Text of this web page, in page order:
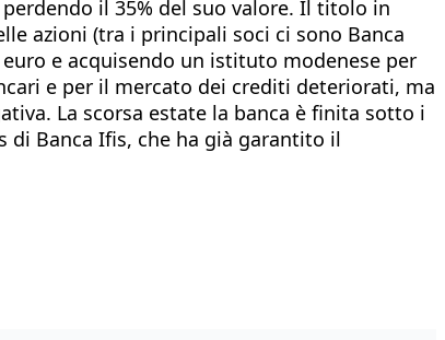
il 35% del suo valore. Il titolo in
azioni (tra i principali soci ci sono Banca
e acquisendo un istituto modenese per
e per il mercato dei crediti deteriorati, ma
La scorsa estate la banca è finita sotto i
di Banca Ifis, che ha già garantito il